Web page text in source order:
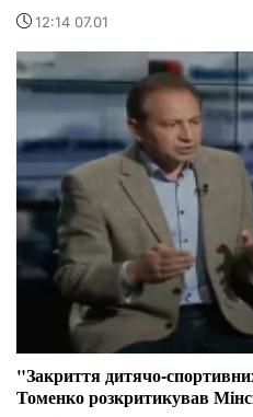
12:14 07.01
"Закриття дитячо-
Томенко розкритикував